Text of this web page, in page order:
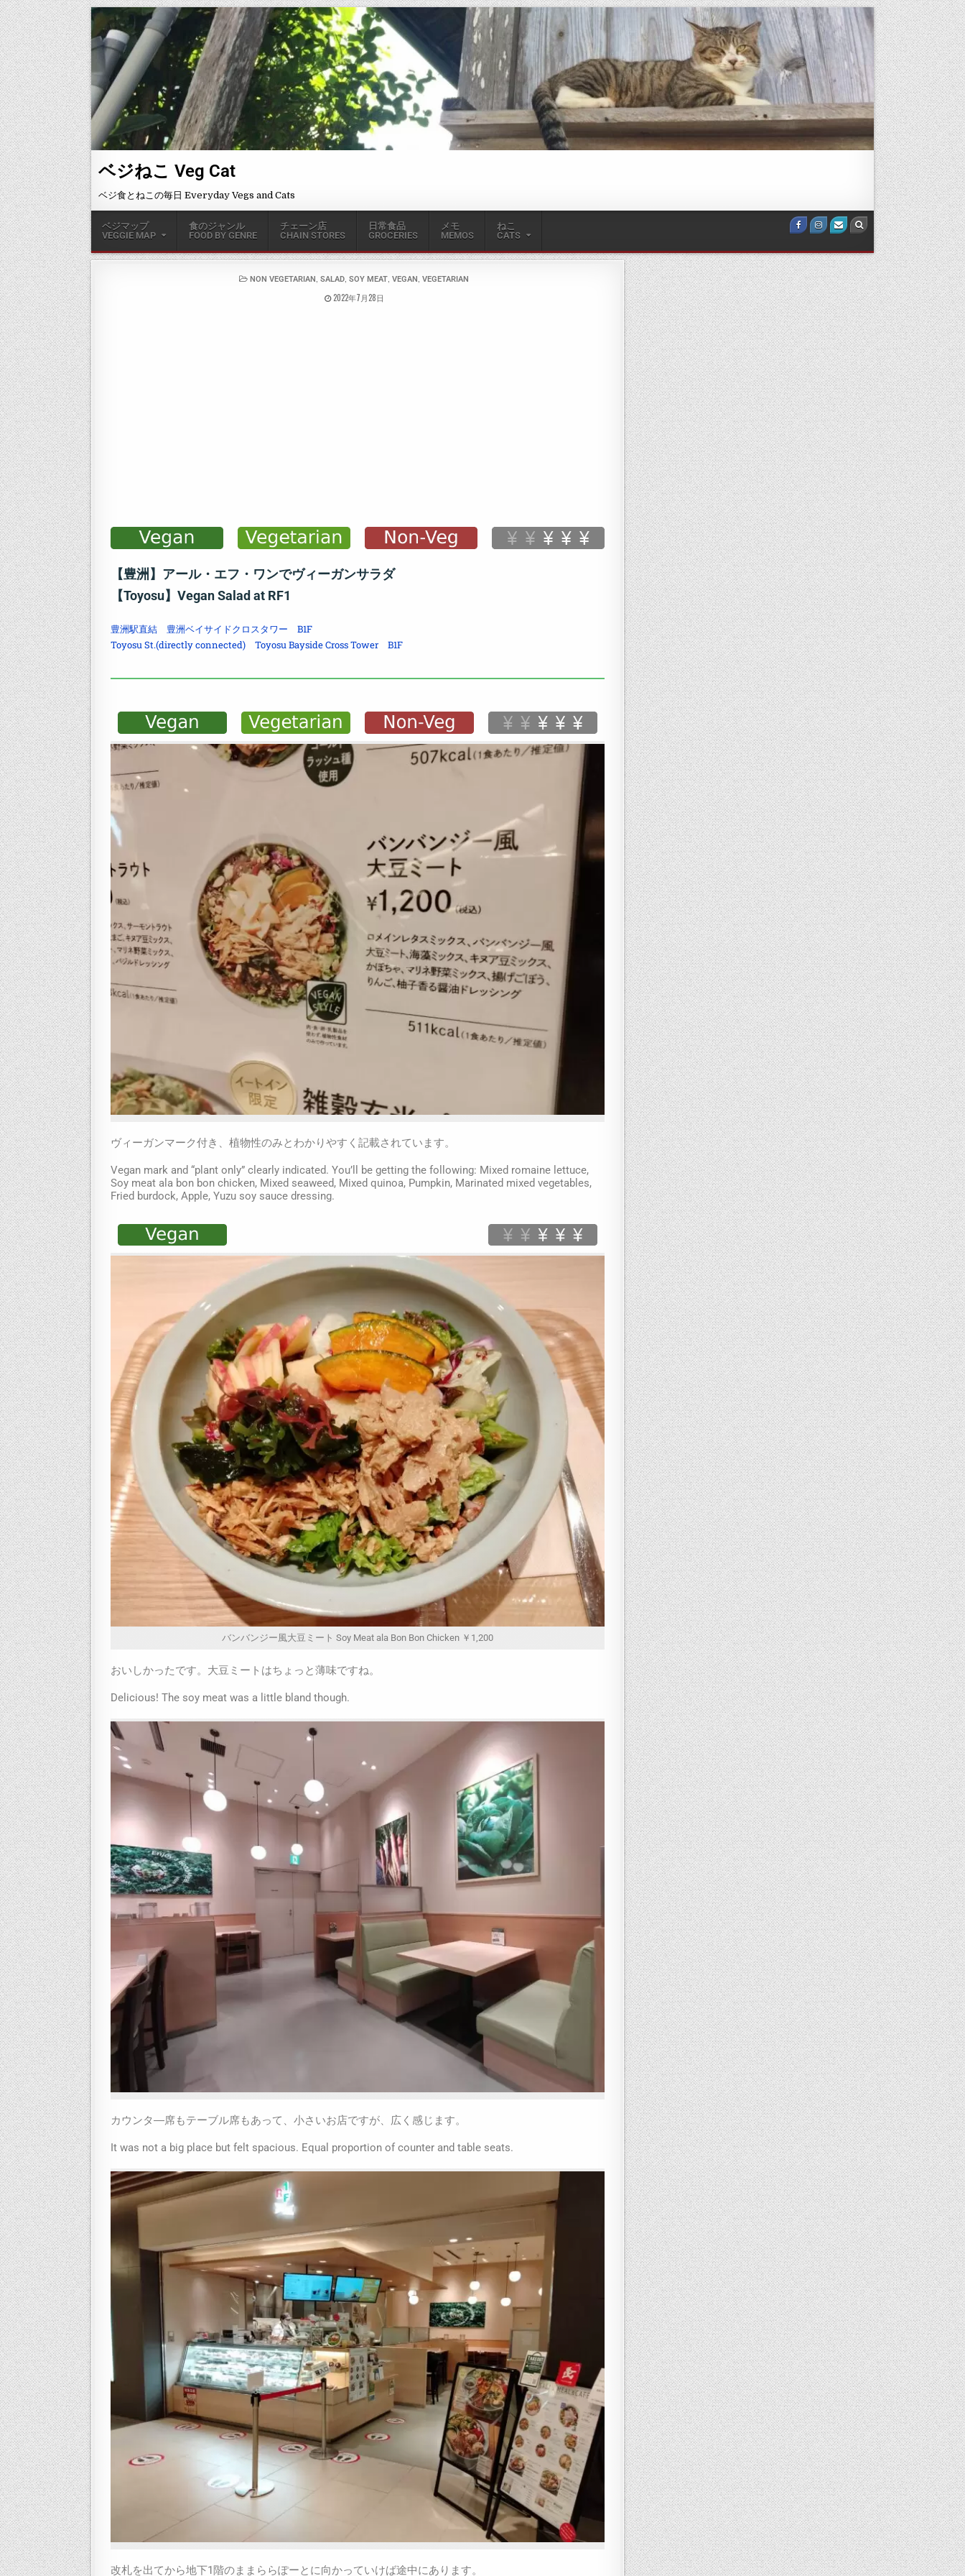
ベジねこ Veg Cat
ベジ食とねこの毎日 Everyday Vegs and Cats
ベジマップ
VEGGIE MAP
食のジャンル
FOOD BY GENRE
チェーン店
CHAIN STORES
日常食品
GROCERIES
メモ
MEMOS
ねこ
CATS
NON VEGETARIAN ,SALAD ,SOY MEAT ,VEGAN ,VEGETARIAN
2022年7月28日
【豊洲】アール・エフ・ワンでヴィーガンサラダ
【Toyosu】Vegan Salad at RF1
豊洲駅直結 豊洲ベイサイドクロスタワー B1F
Toyosu St.(directly connected) Toyosu Bayside Cross Tower B1F
ヴィーガンマーク付き、植物性のみとわかりやすく記載されています。
Vegan mark and “plant only” clearly indicated. You’ll be getting the following: Mixed romaine lettuce,
Soy meat ala bon bon chicken, Mixed seaweed, Mixed quinoa, Pumpkin, Marinated mixed vegetables,
Fried burdock, Apple, Yuzu soy sauce dressing.
バンバンジー風大豆ミート Soy Meat ala Bon Bon Chicken ￥1,200
おいしかったです。大豆ミートはちょっと薄味ですね。
Delicious! The soy meat was a little bland though.
カウンタ―席もテーブル席もあって、小さいお店ですが、広く感じます。
It was not a big place but felt spacious. Equal proportion of counter and table seats.
改札を出てから地下1階のままららぽーとに向かっていけば途中にあります。